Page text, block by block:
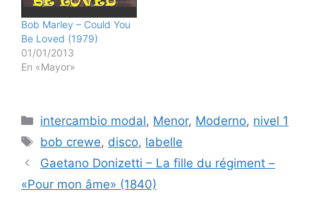
Bob Marley – Could You
Be Loved (1979)
01/01/2013
En «Mayor»
Categorías
intercambio modal, Menor, Moderno, nivel 1
Etiquetas
bob crewe, disco, labelle
Gaetano Donizetti – La fille du régiment –
«Pour mon âme» (1840)